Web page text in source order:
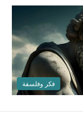
فكر وفلسفة